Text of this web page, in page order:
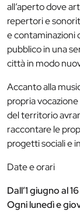
all’aperto dove
repertori e
e contaminazioni
pubblico in una
città in modo
Accanto alla
propria
del territorio
raccontare le
progetti sociali e
Date e orari
Dall’1 giugno al
Ogni lunedì e